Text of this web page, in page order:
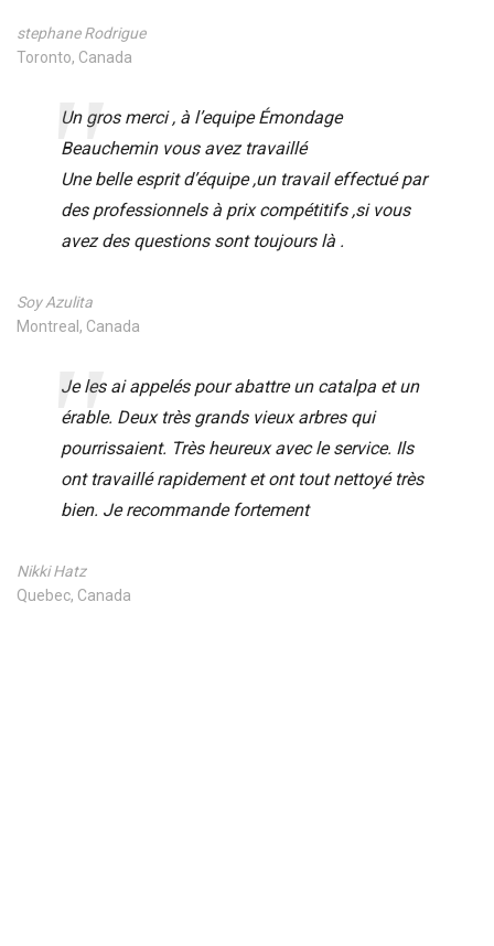
stephane Rodrigue
Toronto, Canada
Un gros merci , à l’equipe Émondage
Beauchemin vous avez travaillé
Une belle esprit d’équipe ,un travail effectué par
des professionnels à prix compétitifs ,si vous
avez des questions sont toujours là .
Soy Azulita
Montreal, Canada
Je les ai appelés pour abattre un catalpa et un
érable. Deux très grands vieux arbres qui
pourrissaient. Très heureux avec le service. Ils
ont travaillé rapidement et ont tout nettoyé très
bien. Je recommande fortement
Nikki Hatz
Quebec, Canada